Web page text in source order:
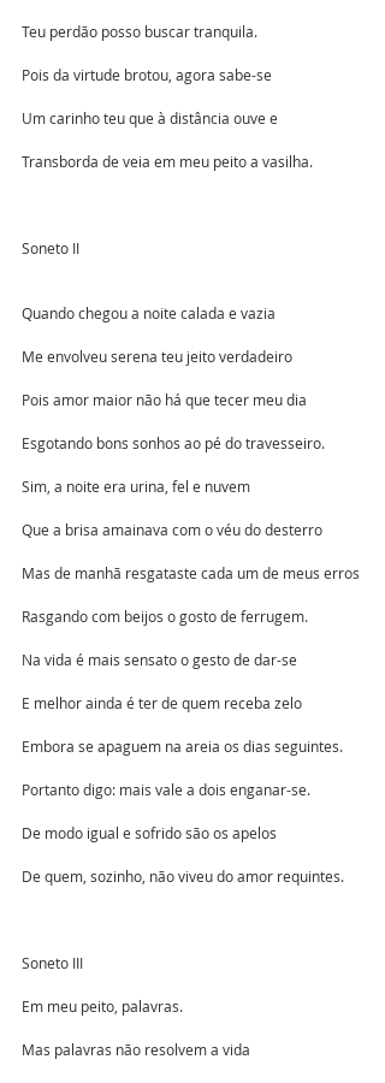
Teu perdão posso buscar tranquila.
Pois da virtude brotou, agora sabe-se
Um carinho teu que à distância ouve e
Transborda de veia em meu peito a vasilha.
Soneto II
Quando chegou a noite calada e vazia
Me envolveu serena teu jeito verdadeiro
Pois amor maior não há que tecer meu dia
Esgotando bons sonhos ao pé do travesseiro.
Sim, a noite era urina, fel e nuvem
Que a brisa amainava com o véu do desterro
Mas de manhã resgataste cada um de meus erros
Rasgando com beijos o gosto de ferrugem.
Na vida é mais sensato o gesto de dar-se
E melhor ainda é ter de quem receba zelo
Embora se apaguem na areia os dias seguintes.
Portanto digo: mais vale a dois enganar-se.
De modo igual e sofrido são os apelos
De quem, sozinho, não viveu do amor requintes.
Soneto III
Em meu peito, palavras.
Mas palavras não resolvem a vida